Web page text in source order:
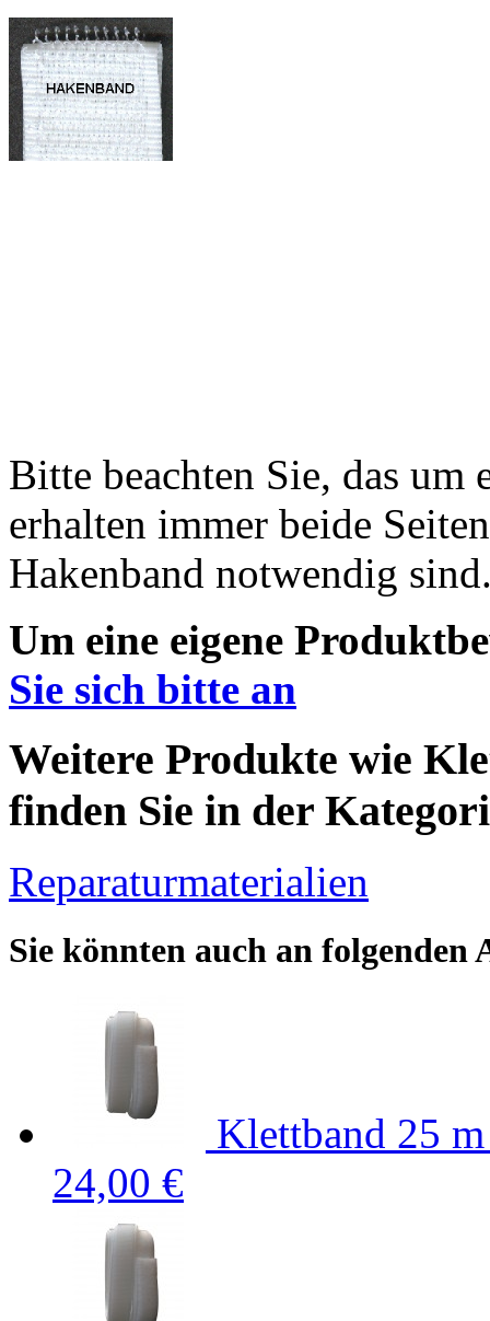
Bitte beachten Sie, das
erhalten immer beide
Hakenband notwendig
Um eine eigene
Sie sich bitte an
Weitere Produkte wie
finden Sie in der
Reparaturmaterialien
Sie könnten auch an
Klettband 25
24,00 €